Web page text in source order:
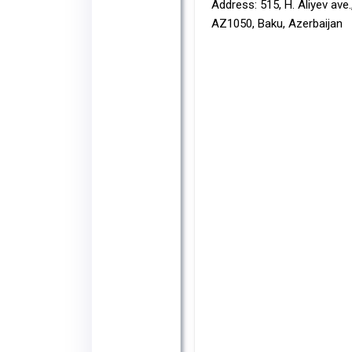
Address: 515, H. Aliyev
AZ1050, Baku, Azerbaijan